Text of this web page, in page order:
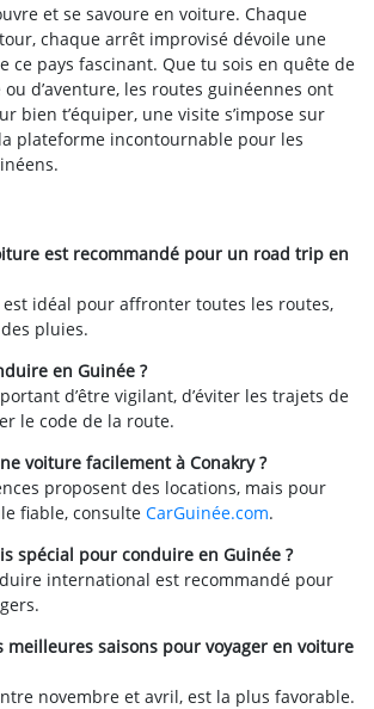
et se savoure en voiture. Chaque
chaque arrêt improvisé dévoile une
ce pays fascinant. Que tu sois en quête de
d’aventure, les routes guinéennes ont
bien t’équiper, une visite s’impose sur
plateforme incontournable pour les
est recommandé pour un road trip en
est idéal pour affronter toutes les routes,
pluies.
en Guinée ?
d’être vigilant, d’éviter les trajets de
le code de la route.
voiture facilement à Conakry ?
proposent des locations, mais pour
fiable, consulte CarGuinée.com.
spécial pour conduire en Guinée ?
international est recommandé pour
meilleures saisons pour voyager en voiture
novembre et avril, est la plus favorable.